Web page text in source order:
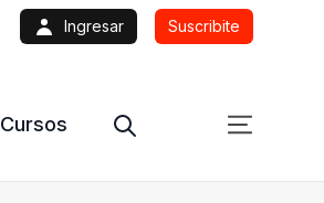
Ingresar Suscribite
Cursos